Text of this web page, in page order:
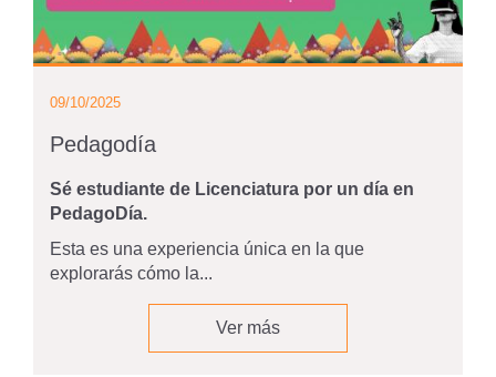
09/10/2025
Pedagodía
Sé estudiante de Licenciatura por un día en
PedagoDía.
Esta es una experiencia única en la que
explorarás cómo la...
Ver más